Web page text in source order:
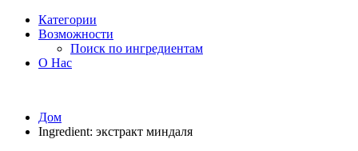
Категории
Возможности
Поиск по ингредиентам
О Нас
Дом
Ingredient: экстракт миндаля